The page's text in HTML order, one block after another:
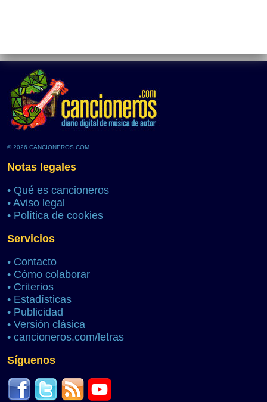
© 2026 CANCIONEROS.COM
Notas legales
• Qué es cancioneros
• Aviso legal
• Política de cookies
Servicios
• Contacto
• Cómo colaborar
• Criterios
• Estadísticas
• Publicidad
• Versión clásica
• cancioneros.com/letras
Síguenos